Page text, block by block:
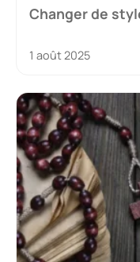
Changer de
1 août 2025